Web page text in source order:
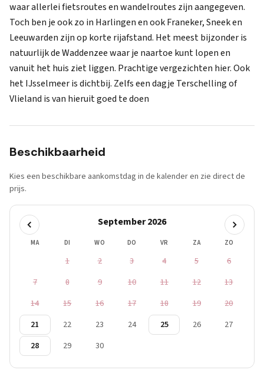
waar allerlei fietsroutes en wandelroutes zijn aangegeven.
Toch ben je ook zo in Harlingen en ook Franeker, Sneek en
Leeuwarden zijn op korte rijafstand. Het meest bijzonder is
natuurlijk de Waddenzee waar je naartoe kunt lopen en
vanuit het huis ziet liggen. Prachtige vergezichten hier. Ook
het IJsselmeer is dichtbij. Zelfs een dagje Terschelling of
Vlieland is van hieruit goed te doen
Beschikbaarheid
Kies een beschikbare aankomstdag in de kalender en zie direct de
prijs.
September 2026
MA DI WO DO VR ZA ZO
1 2 3 4 5
6
7
8 9 10 11 12
13
14
15 16 17 18 19
20
21
22 23 24 25 26
27
28
29 30